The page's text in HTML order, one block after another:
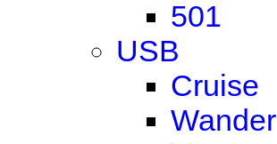
501
USB
Cruise
Wander